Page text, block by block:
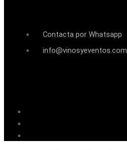
Contacta por Whatsapp
info@vinosyeventos.com